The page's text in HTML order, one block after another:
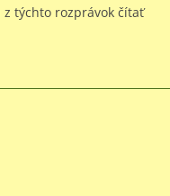
týchto rozprávok čítať